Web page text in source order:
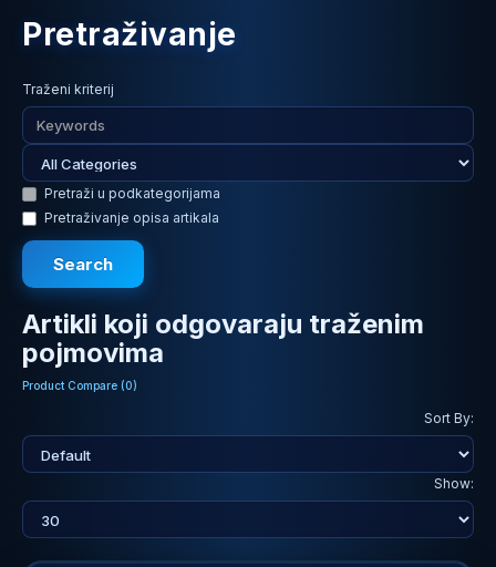
Pretraživanje
Traženi kriterij
Pretraži u podkategorijama
Pretraživanje opisa artikala
Artikli koji odgovaraju traženim
pojmovima
Product Compare (0)
Sort By:
Show: